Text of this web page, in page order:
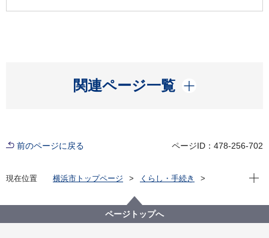
関連ページ一覧
開く
前のページに戻る ページID：478-256-702
現在位置 横浜市トップページ
くらし・手続き
連携先自治体の再エネ発電由来電気の市内供給に関す
現在
ページトップへ